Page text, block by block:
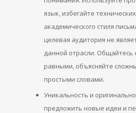
язык, избегайте
академического стиля
целевая аудитория не
данной отрасли. Общайтесь
равными, объясняйте
простыми словами.
Уникальность и
предложить новые идеи и